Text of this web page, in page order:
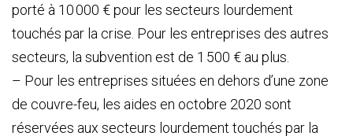
porté à 10 000 € pour les secteurs lourdement
touchés par la crise. Pour les entreprises des autres
secteurs, la subvention est de 1 500 € au plus.
– Pour les entreprises situées en dehors d’une zone
de couvre-feu, les aides en octobre 2020 sont
réservées aux secteurs lourdement touchés par la